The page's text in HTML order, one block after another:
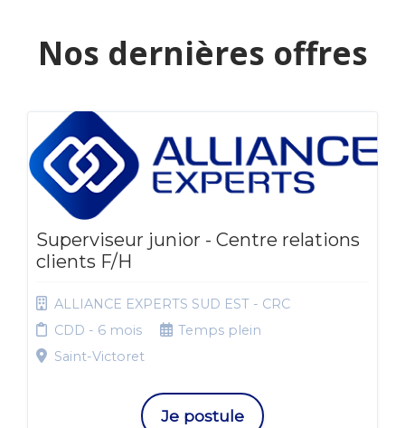
Nos dernières offres
Superviseur junior - Centre relations
clients F/H
ALLIANCE EXPERTS SUD EST - CRC
CDD - 6 mois
Temps plein
Saint-Victoret
Je postule